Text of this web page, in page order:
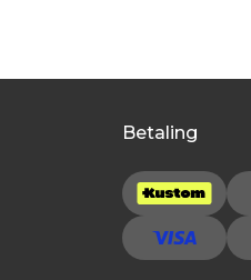
Betaling